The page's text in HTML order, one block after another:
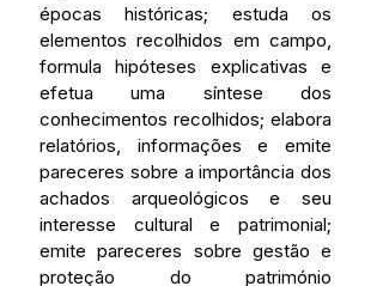
épocas históricas; estuda os
elementos recolhidos em campo,
formula hipóteses explicativas e
efetua uma síntese dos
conhecimentos recolhidos; elabora
relatórios, informações e emite
pareceres sobre a importância dos
achados arqueológicos e seu
interesse cultural e patrimonial;
emite pareceres sobre gestão e
proteção do património